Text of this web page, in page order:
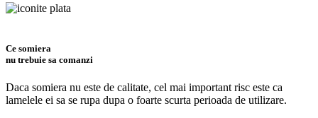
Ce somiera
nu trebuie sa comanzi
Daca somiera nu este de calitate, cel mai important risc este ca
lamelele ei sa se rupa dupa o foarte scurta perioada de utilizare.